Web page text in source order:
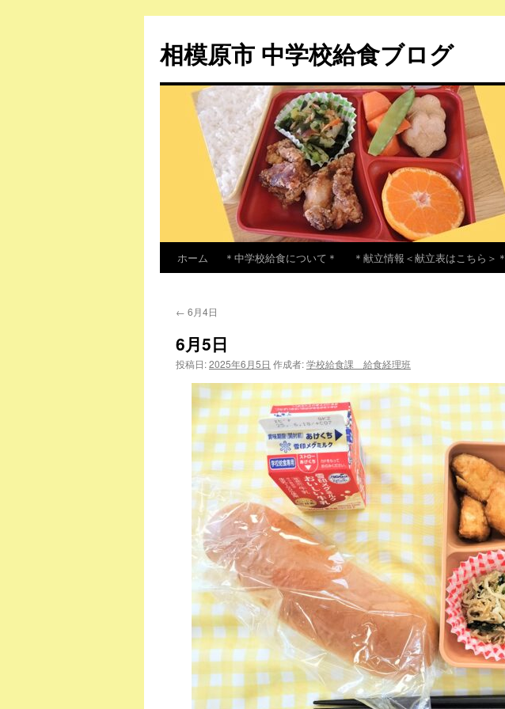
相模原市 中学校給食ブログ
ン
ホーム ＊中学校給食について＊ ＊献立情報＜献立表はこちら＞＊
← 6月4日
6月5日
投稿日:2025年6月5日 作成者:学校給食課 給食経理班